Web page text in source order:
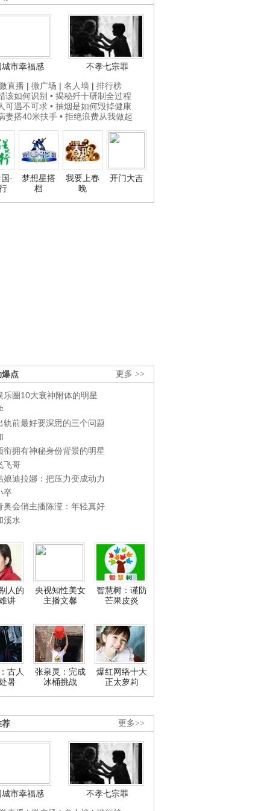
城市幸福感
不孝七宗罪
直播 | 微广场 | 名人墙 | 排行榜
该如何识别 • 揭秘歼十研制全过程
可遇不可求 • 抽烟是如何毁掉健康
妻搭40米扶手 • 拒绝浪费从我做起
·
梦想星搭
档
我要上春
晚
开门大吉
更多 >>
爆点
乐圈10大衰神附体的明星
轨前最好要深思的三个问题
衔拥有神秘身份背景的明星
飞哥
娘迪拉娜：把压力变成动力
卒
奥会俏主播陈滢：年轻真好
溪水
人的
讲
央视知性美女
主播文馨
智慧树：谨防
芒果皮炎
古人
暑
张泉灵：完成
冰桶挑战
爆红网络十大
正太萝莉
更多>>
荐
城市幸福感
不孝七宗罪